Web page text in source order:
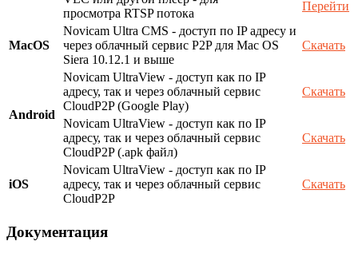
просмотра RTSP потока
Перейти
MacOS
Novicam Ultra CMS - доступ по IP адресу и
через облачный сервис P2P для Mac OS
Siera 10.12.1 и выше
Скачать
Android
Novicam UltraView - доступ как по IP
адресу, так и через облачный сервис
CloudP2P (Google Play)
Скачать
Novicam UltraView - доступ как по IP
адресу, так и через облачный сервис
CloudP2P (.apk файл)
Скачать
iOS
Novicam UltraView - доступ как по IP
адресу, так и через облачный сервис
CloudP2P
Скачать
Документация